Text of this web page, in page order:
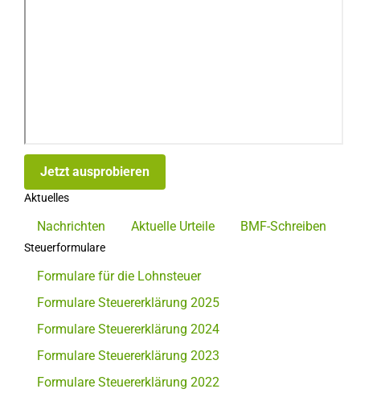
Jetzt ausprobieren
Aktuelles
Nachrichten Aktuelle Urteile BMF-Schreiben
Steuerformulare
Formulare für die Lohnsteuer
Formulare Steuererklärung 2025
Formulare Steuererklärung 2024
Formulare Steuererklärung 2023
Formulare Steuererklärung 2022